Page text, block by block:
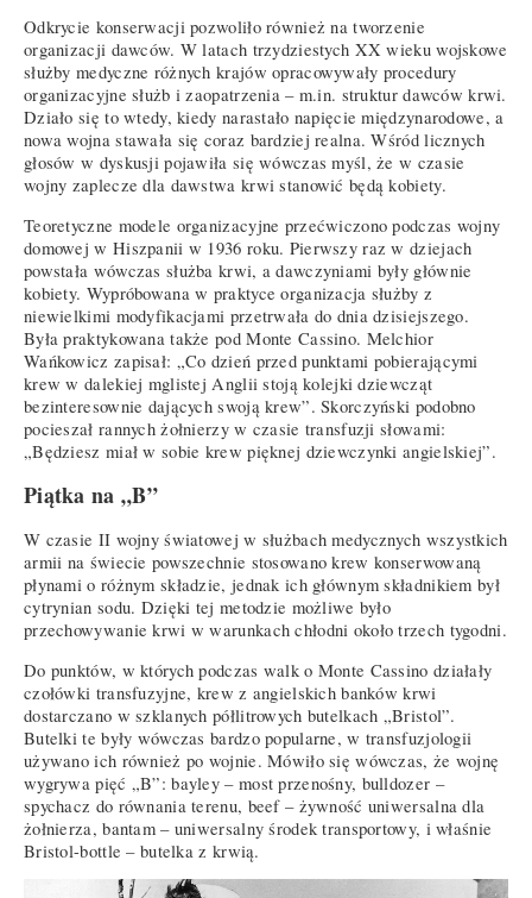
Odkrycie konserwacji pozwoliło również na tworzenie
organizacji dawców. W latach trzydziestych XX wieku wojskowe
służby medyczne różnych krajów opracowywały procedury
organizacyjne służb i zaopatrzenia – m.in. struktur dawców krwi.
Działo się to wtedy, kiedy narastało napięcie międzynarodowe, a
nowa wojna stawała się coraz bardziej realna. Wśród licznych
głosów w dyskusji pojawiła się wówczas myśl, że w czasie
wojny zaplecze dla dawstwa krwi stanowić będą kobiety.
Teoretyczne modele organizacyjne przećwiczono podczas wojny
domowej w Hiszpanii w 1936 roku. Pierwszy raz w dziejach
powstała wówczas służba krwi, a dawczyniami były głównie
kobiety. Wypróbowana w praktyce organizacja służby z
niewielkimi modyfikacjami przetrwała do dnia dzisiejszego.
Była praktykowana także pod Monte Cassino. Melchior
Wańkowicz zapisał: „Co dzień przed punktami pobierającymi
krew w dalekiej mglistej Anglii stoją kolejki dziewcząt
bezinteresownie dających swoją krew”. Skorczyński podobno
pocieszał rannych żołnierzy w czasie transfuzji słowami:
„Będziesz miał w sobie krew pięknej dziewczynki angielskiej”.
Piątka na „B”
W czasie II wojny światowej w służbach medycznych wszystkich
armii na świecie powszechnie stosowano krew konserwowaną
płynami o różnym składzie, jednak ich głównym składnikiem był
cytrynian sodu. Dzięki tej metodzie możliwe było
przechowywanie krwi w warunkach chłodni około trzech tygodni.
Do punktów, w których podczas walk o Monte Cassino działały
czołówki transfuzyjne, krew z angielskich banków krwi
dostarczano w szklanych półlitrowych butelkach „Bristol”.
Butelki te były wówczas bardzo popularne, w transfuzjologii
używano ich również po wojnie. Mówiło się wówczas, że wojnę
wygrywa pięć „B”: bayley – most przenośny, bulldozer –
spychacz do równania terenu, beef – żywność uniwersalna dla
żołnierza, bantam – uniwersalny środek transportowy, i właśnie
Bristol-bottle – butelka z krwią.